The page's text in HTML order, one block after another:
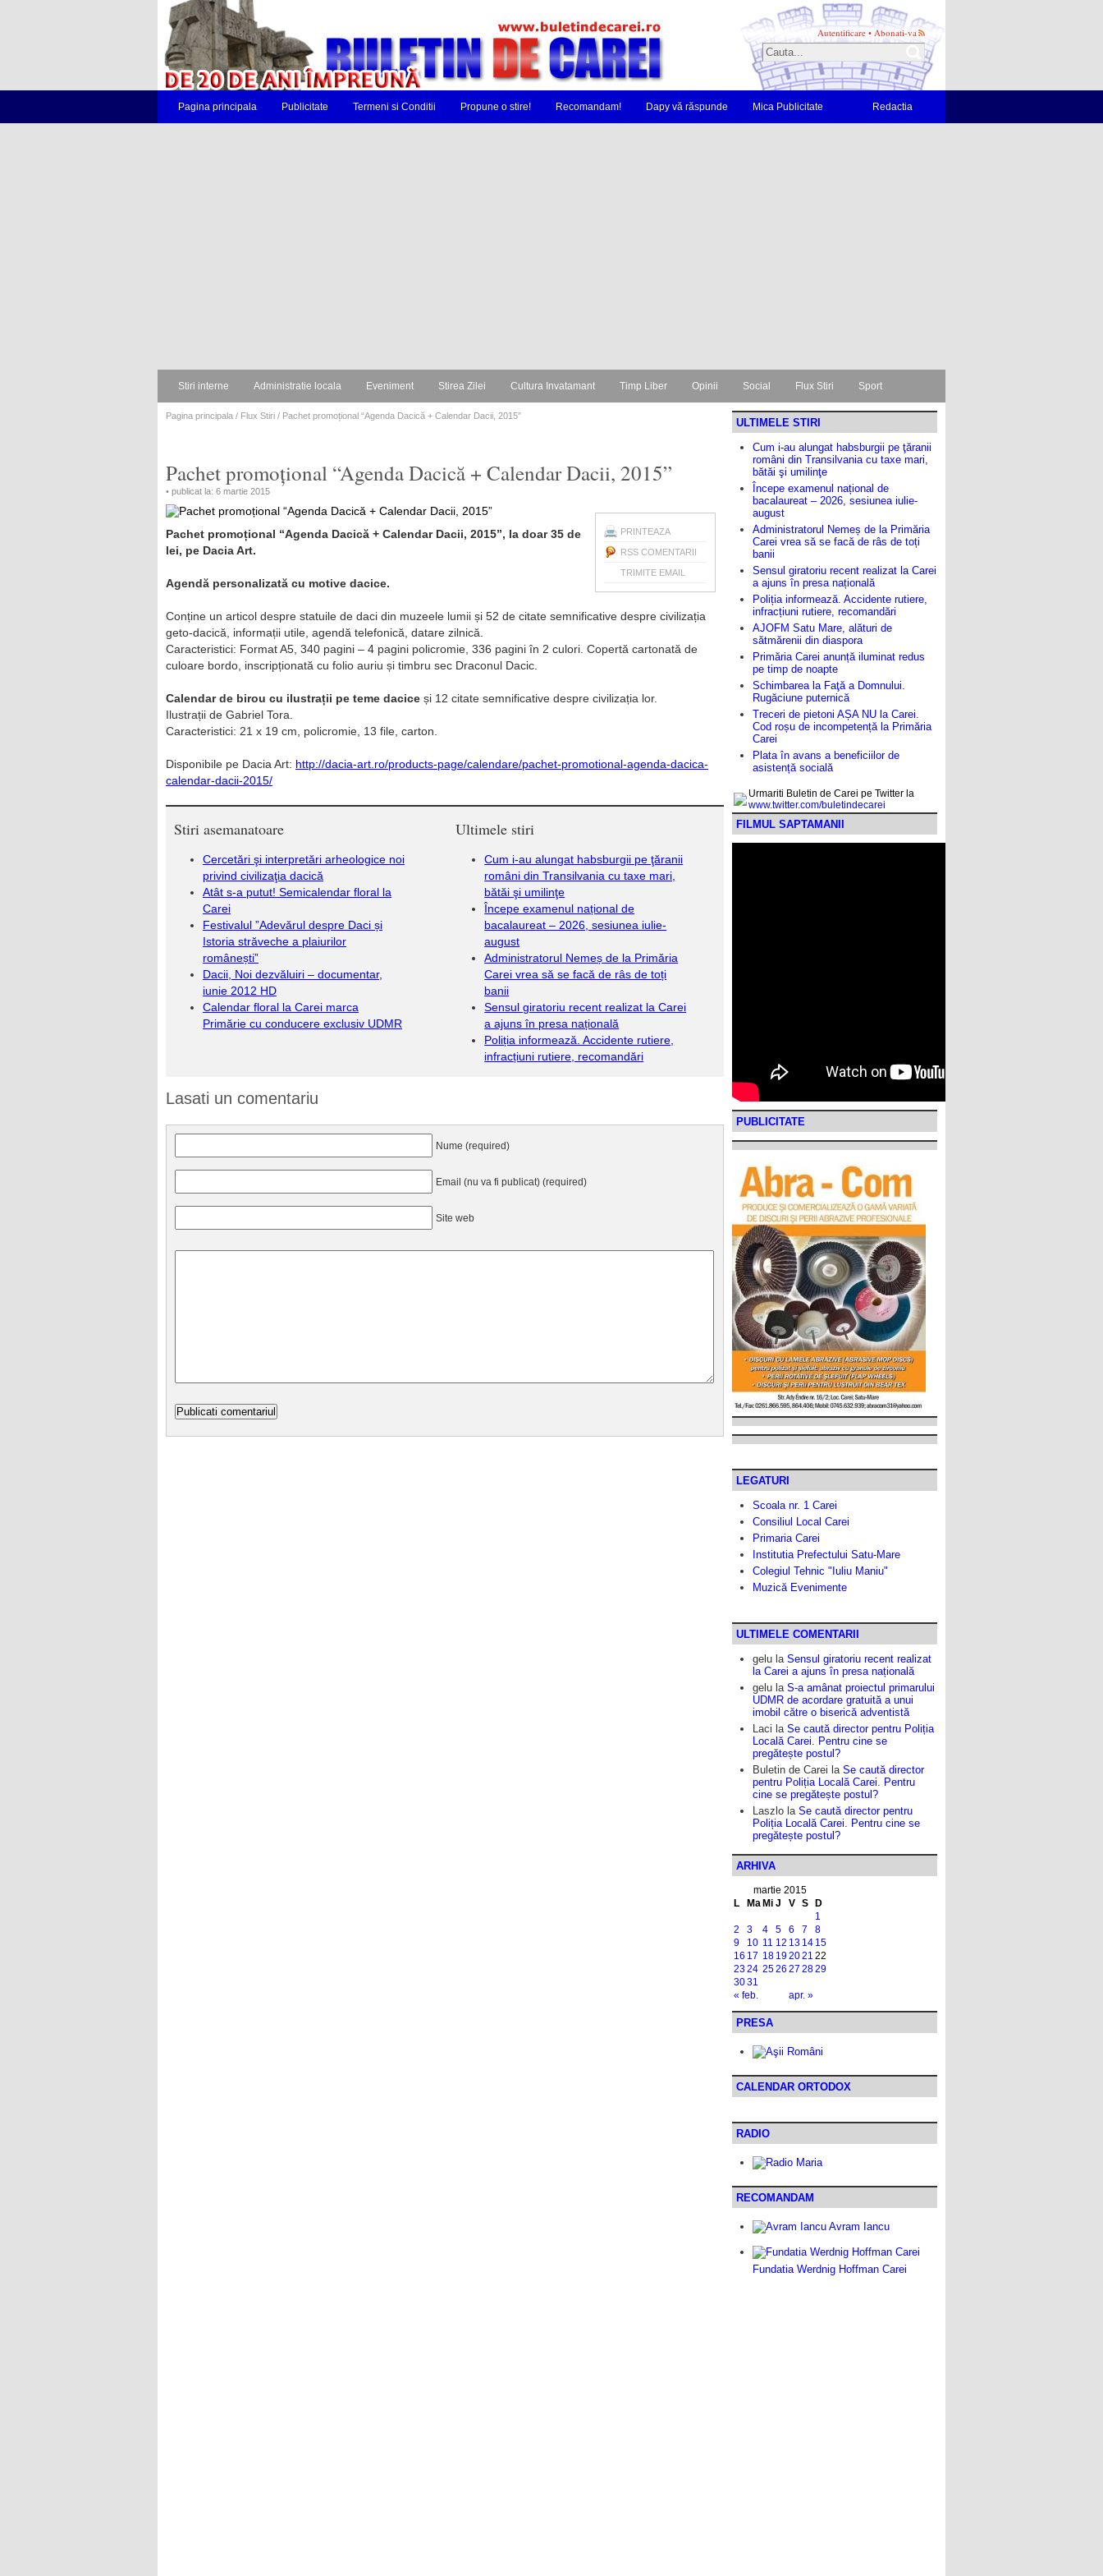
Autentificare • Abonati-va
Pagina principala Publicitate Termeni si Conditii Propune o stire! Recomandam! Dapy vă răspunde Mica Publicitate Redactia
Stiri interne Administratie locala Eveniment Stirea Zilei Cultura Invatamant Timp Liber Opinii Social Flux Stiri Sport
Pagina principala / Flux Stiri / Pachet promoțional “Agenda Dacică + Calendar Dacii, 2015”
Pachet promoțional “Agenda Dacică + Calendar Dacii, 2015”
• publicat la: 6 martie 2015
PRINTEAZA
RSS COMENTARII
TRIMITE EMAIL
Pachet promoțional “Agenda Dacică + Calendar Dacii, 2015”, la doar 35 de
lei, pe Dacia Art.
Agendă personalizată cu motive dacice.
Conține un articol despre statuile de daci din muzeele lumii și 52 de citate semnificative despre civilizația
geto-dacică, informații utile, agendă telefonică, datare zilnică.
Caracteristici: Format A5, 340 pagini – 4 pagini policromie, 336 pagini în 2 culori. Copertă cartonată de
culoare bordo, inscripționată cu folio auriu și timbru sec Draconul Dacic.
Calendar de birou cu ilustrații pe teme dacice și 12 citate semnificative despre civilizația lor.
Ilustrații de Gabriel Tora.
Caracteristici: 21 x 19 cm, policromie, 13 file, carton.
Disponibile pe Dacia Art: http://dacia-art.ro/products-page/calendare/pachet-promotional-agenda-dacica-
calendar-dacii-2015/
Stiri asemanatoare
Cercetări şi interpretări arheologice noi
privind civilizaţia dacică
Atât s-a putut! Semicalendar floral la
Carei
Festivalul ”Adevărul despre Daci și
Istoria străveche a plaiurilor
românești”
Dacii, Noi dezvăluiri – documentar,
iunie 2012 HD
Calendar floral la Carei marca
Primărie cu conducere exclusiv UDMR
Ultimele stiri
Cum i-au alungat habsburgii pe ţăranii
români din Transilvania cu taxe mari,
bătăi şi umilinţe
Începe examenul național de
bacalaureat – 2026, sesiunea iulie-
august
Administratorul Nemeș de la Primăria
Carei vrea să se facă de râs de toți
banii
Sensul giratoriu recent realizat la Carei
a ajuns în presa națională
Poliția informează. Accidente rutiere,
infracțiuni rutiere, recomandări
Lasati un comentariu
Nume (required)
Email (nu va fi publicat) (required)
Site web
ULTIMELE STIRI
Cum i-au alungat habsburgii pe ţăranii
români din Transilvania cu taxe mari,
bătăi şi umilinţe
Începe examenul național de
bacalaureat – 2026, sesiunea iulie-
august
Administratorul Nemeș de la Primăria
Carei vrea să se facă de râs de toți
banii
Sensul giratoriu recent realizat la Carei
a ajuns în presa națională
Poliția informează. Accidente rutiere,
infracțiuni rutiere, recomandări
AJOFM Satu Mare, alături de
sătmărenii din diaspora
Primăria Carei anunță iluminat redus
pe timp de noapte
Schimbarea la Faţă a Domnului.
Rugăciune puternică
Treceri de pietoni AȘA NU la Carei.
Cod roșu de incompetență la Primăria
Carei
Plata în avans a beneficiilor de
asistență socială
Urmariti Buletin de Carei pe Twitter la
www.twitter.com/buletindecarei
FILMUL SAPTAMANII
PUBLICITATE
LEGATURI
Scoala nr. 1 Carei
Consiliul Local Carei
Primaria Carei
Institutia Prefectului Satu-Mare
Colegiul Tehnic "Iuliu Maniu"
Muzică Evenimente
ULTIMELE COMENTARII
gelu la Sensul giratoriu recent realizat
la Carei a ajuns în presa națională
gelu la S-a amânat proiectul primarului
UDMR de acordare gratuită a unui
imobil către o biserică adventistă
Laci la Se caută director pentru Poliția
Locală Carei. Pentru cine se
pregătește postul?
Buletin de Carei la Se caută director
pentru Poliția Locală Carei. Pentru
cine se pregătește postul?
Laszlo la Se caută director pentru
Poliția Locală Carei. Pentru cine se
pregătește postul?
ARHIVA
martie 2015
L
Ma Mi J V S D
« feb. apr. »
1
2
3 4 5 6 7
8
9
10 11 12 13 14 15
16 17 18 192021 22
2324 2526 27 2829
3031
PRESA
CALENDAR ORTODOX
RADIO
RECOMANDAM
Avram Iancu
Fundatia Werdnig Hoffman Carei